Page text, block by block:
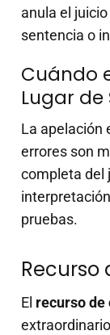
anula el
sentencia o
Cuándo
Lugar
La apelación
errores son
completa del
pruebas.
Recurso
El recurso de